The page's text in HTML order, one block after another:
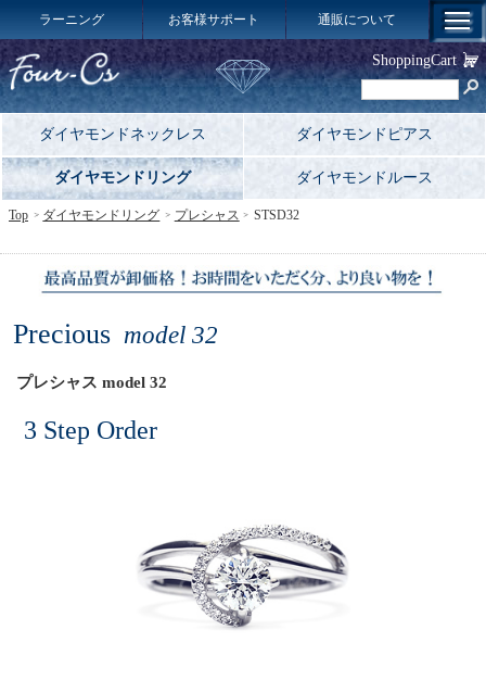
ラーニング お客様サポート 通販について
ダイヤモンドネックレス ダイヤモンドピアス
ダイヤモンドリング ダイヤモンドルース
Precious model 32
プレシャス model 32
3 Step Order
Top ダイヤモンドリング プレシャス STSD32
ShoppingCart